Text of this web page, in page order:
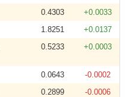
0.4303
+0.0033
1.8251
+0.0137
0.5233 +0.0003
0.0643
-0.0002
0.2899
-0.0006